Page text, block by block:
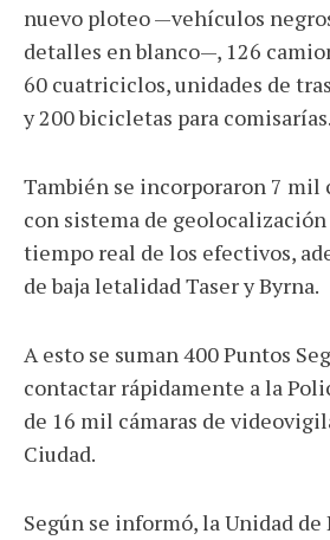
nuevo ploteo —vehículos
detalles en blanco—, 126
60 cuatriciclos, unidades de
y 200 bicicletas para comisarías.
También se incorporaron 7 mil
con sistema de
tiempo real de los efectivos,
de baja letalidad Taser y Byrna.
A esto se suman 400 Puntos
contactar rápidamente a la
de 16 mil cámaras de
Ciudad.
Según se informó, la Unidad